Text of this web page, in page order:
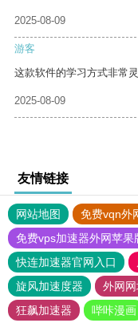
2025-08-09
游客
这款软件的学习方式非常
2025-08-09
友情链接
网站地图 免费vqn外
免费vps加速器外网苹果
快连加速器官网入口
旋风加速度器
外网
狂飙加速器
哔咔漫画